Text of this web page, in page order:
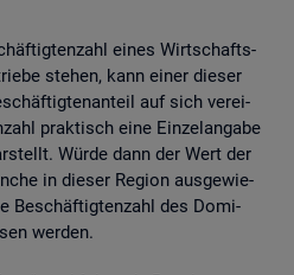
eines Wirt­schafts­
ste­hen, kann einer die­ser
auf sich ver­ei­
prak­tisch eine Ein­zel­an­ga­be
Würde dann der Wert der
in die­ser Re­gi­on aus­ge­wie­
Be­schäf­tig­ten­zahl des Do­mi­
wer­den.